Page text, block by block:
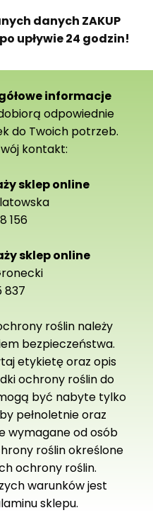
danych ZAKUP
po upływie 24 godzin!
informacje
odpowiednie
do Twoich potrzeb.
kontakt:
sklep online
156
sklep online
837
roślin należy
bezpieczeństwa.
etykietę oraz opis
ochrony roślin do
być nabyte tylko
pełnoletnie oraz
wymagane od osób
roślin określone
ochrony roślin.
warunków jest
sklepu.